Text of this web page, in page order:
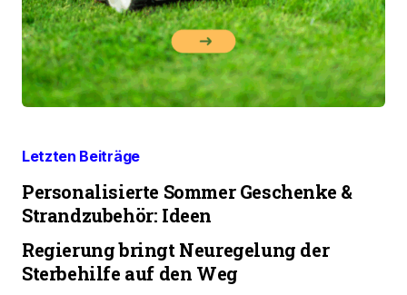
Letzten Beiträge
Personalisierte Sommer Geschenke &
Strandzubehör: Ideen
Regierung bringt Neuregelung der
Sterbehilfe auf den Weg